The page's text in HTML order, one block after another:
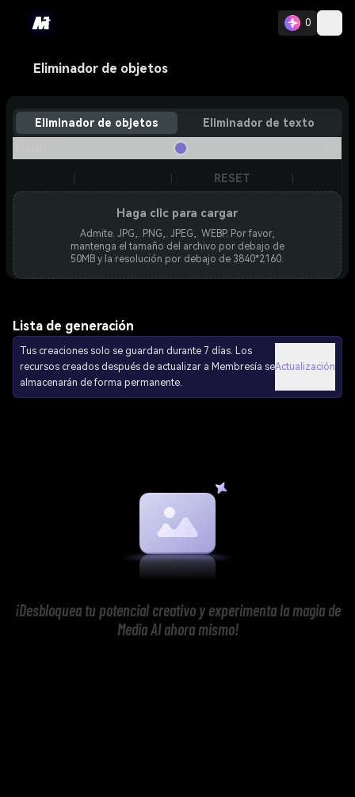
0
Eliminador de objetos
Eliminador de objetos
Eliminador de texto
RESET
Haga clic para cargar
Admite. JPG,. PNG,. JPEG,. WEBP. Por favor,
mantenga el tamaño del archivo por debajo de
50MB y la resolución por debajo de 3840*2160.
Lista de generación
Tus creaciones solo se guardan durante 7 días. Los
recursos creados después de actualizar a Membresía se
almacenarán de forma permanente.
Actualización
¡Desbloquea tu potencial creativo y experimenta la magia de
Media AI ahora mismo!